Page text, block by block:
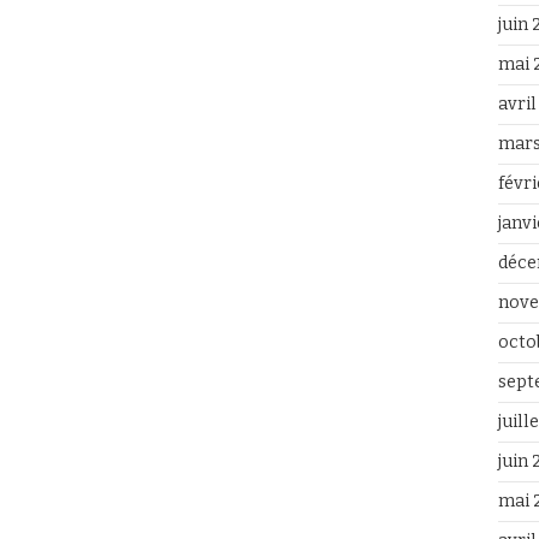
juin
mai
avril
juin
mai